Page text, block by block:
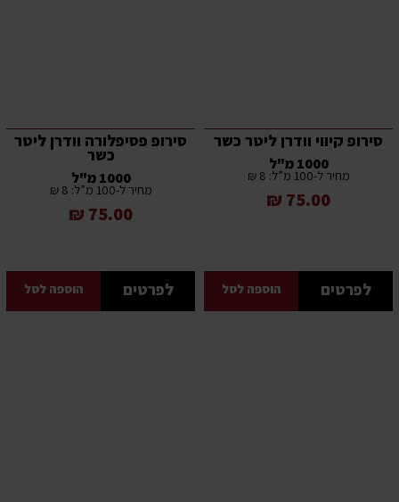
סירופ קיווי וודרן ליטר כשר
1000 מ"ל
מחיר ל-100 מ”ל: 8 ₪
75.00 ₪
לפרטים הוספה לסל
סירופ פסיפלורה וודרן ליטר
כשר
1000 מ"ל
מחיר ל-100 מ”ל: 8 ₪
75.00 ₪
לפרטים הוספה לסל